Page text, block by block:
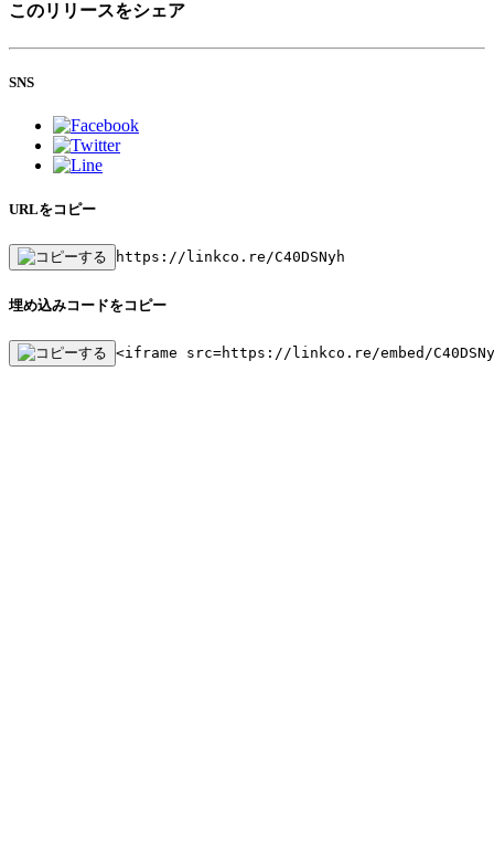
このリリースをシェア
SNS
URLをコピー
https://linkco.re/C40DSNyh
埋め込みコードをコピー
<iframe src=https://linkco.re/embed/